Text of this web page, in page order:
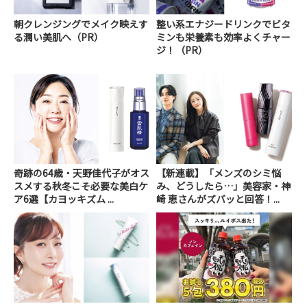
朝クレンジングでメイク映えす
る潤い美肌へ（PR）
整い系エナジードリンクでビタ
ミンも栄養素も効率よくチャー
ジ！（PR）
奇跡の64歳・天野佳代子がオス
スメする秋冬こそ必要な美白ケ
ア6選【カヨッキズム ...
【新連載】「メンズのシミ悩
み、どうしたら…」美容家・神
崎 恵さんがズバッと回答！...